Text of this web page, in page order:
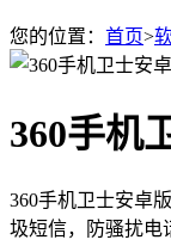
您的位置： 首页>
360手机
360手机卫士安卓
圾短信，防骚扰电